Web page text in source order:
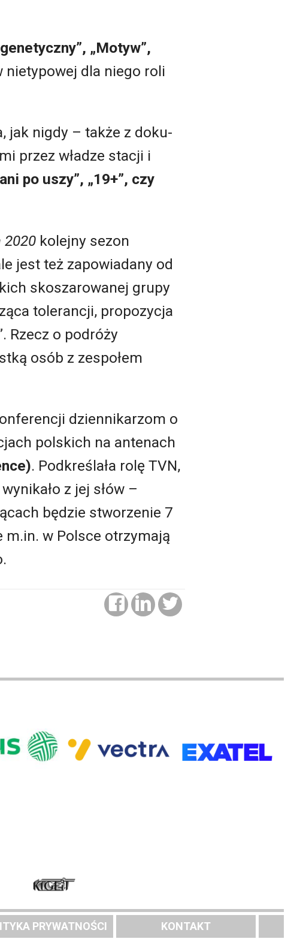
„Motyw”,
nietypowej dla niego roli
jak nigdy – także z doku-
przez władze stacji i
po uszy”, „19+”, czy
2020 kolejny sezon
jest też zapowiadany od
skoszarowanej grupy
tolerancji, propozycja
Rzecz o podróży
osób z zespołem
dziennikarzom o
polskich na antenach
. Podkreślała rolę TVN,
z jej słów –
będzie stworzenie 7
w Polsce otrzymają
PRYWATNOŚCI KONTAKT